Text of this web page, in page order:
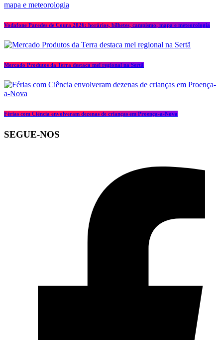
Vodafone Paredes de Coura 2026: horários, bilhetes, campismo, mapa e meteorologia
Mercado Produtos da Terra destaca mel regional na Sertã
Férias com Ciência envolveram dezenas de crianças em Proença-a-Nova
SEGUE-NOS